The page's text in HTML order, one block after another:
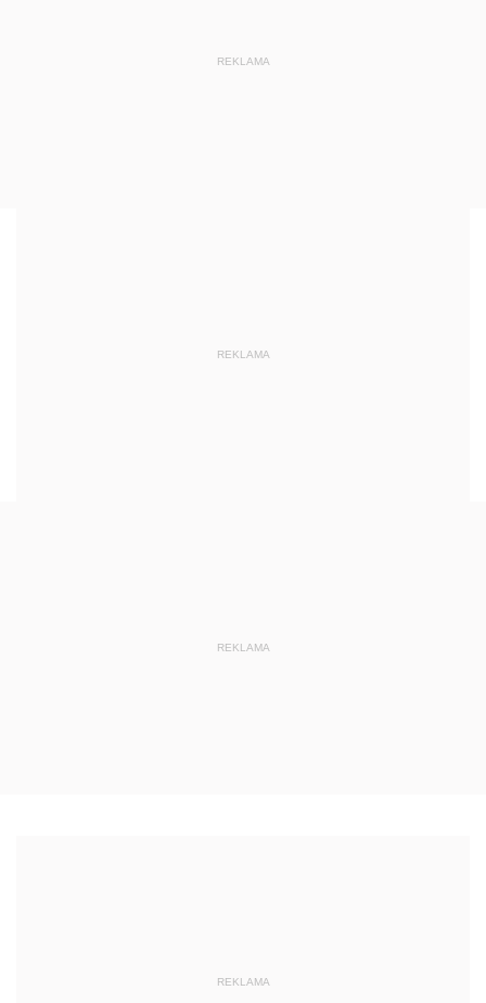
REKLAMA
REKLAMA
REKLAMA
REKLAMA